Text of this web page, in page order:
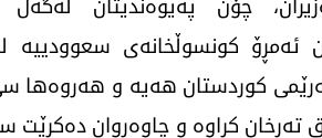
ئەمڕۆ كونسوڵخانەی
كوردستان هەیە و هەروەها
تەرخان كراوە و چاوەڕوان دەكرێت